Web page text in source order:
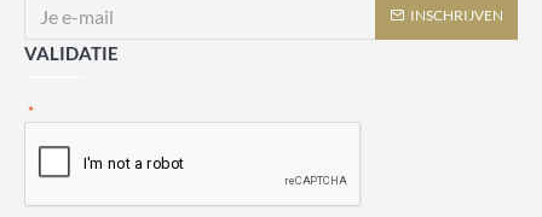
INSCHRIJVEN
VALIDATIE